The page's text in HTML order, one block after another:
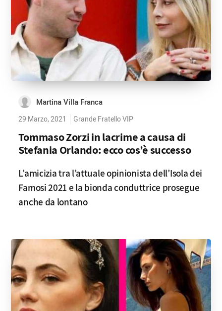
Martina Villa Franca
29 Marzo, 2021 Grande Fratello VIP
Tommaso Zorzi in lacrime a causa di
Stefania Orlando: ecco cos’è successo
L’amicizia tra l’attuale opinionista dell’Isola dei
Famosi 2021 e la bionda conduttrice prosegue
anche da lontano